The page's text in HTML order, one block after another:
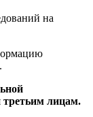
на
третьим лицам.